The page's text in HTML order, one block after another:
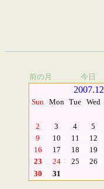
前の月 今日
2007.12
Sun Mon Tue Wed
2
3 4 5
9
10 11 12
16
17 18 19
23
24 25 26
30
31